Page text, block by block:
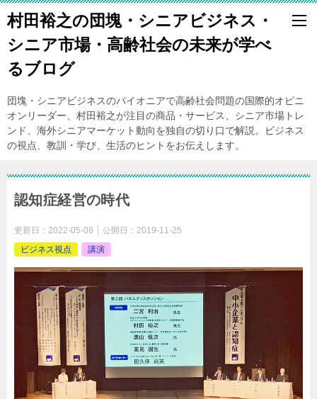
村田裕之の団塊・シニアビジネス・
シニア市場・高齢社会の未来が学べ
るブログ
団塊・シニアビジネスのパイオニアで高齢社会問題の国際的オピニ
オンリーダー、村田裕之が注目の商品・サービス、シニア市場トレ
ンド、海外シニアマーケット動向を独自の切り口で解説。ビジネス
の視点、教訓・学び、生活のヒントをお伝えします。
認知症経営の時代
更新日： 2022-05-08 公開日： 2019-11-25
ビジネス視点
講演